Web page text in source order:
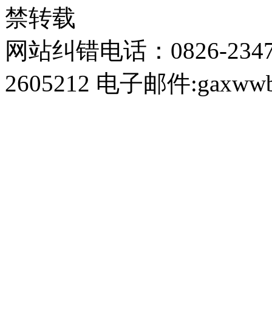
禁转载
网站纠错电话：0826-
2605212 电子邮件